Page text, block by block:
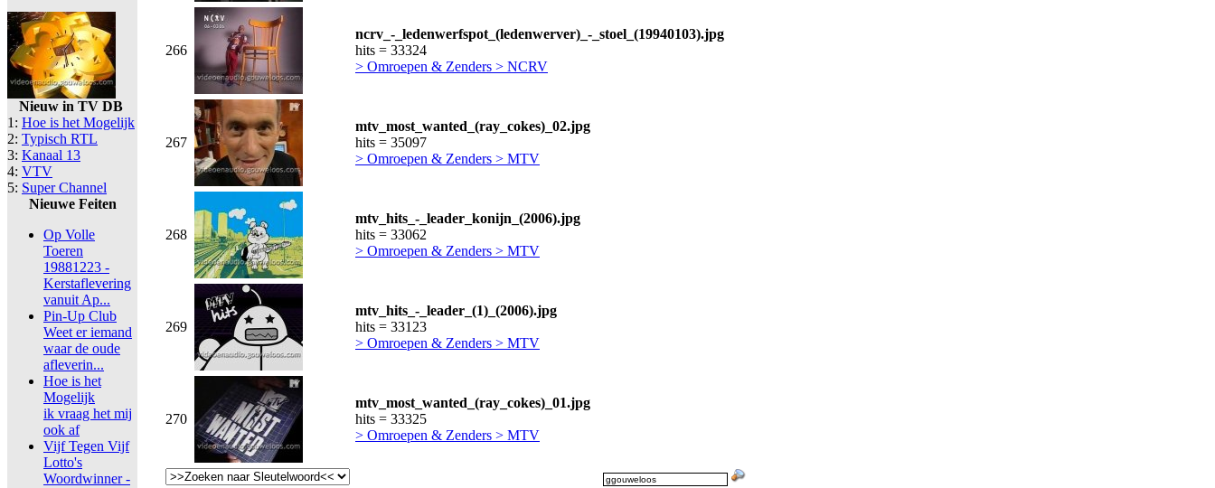
Nieuw in TV DB
1: Hoe is het Mogelijk
2: Typisch RTL
3: Kanaal 13
4: VTV
5: Super Channel
Nieuwe Feiten
Op Volle
Toeren
19881223 -
Kerstaflevering
vanuit Ap...
Pin-Up Club
Weet er iemand
waar de oude
afleverin...
Hoe is het
Mogelijk
ik vraag het mij
ook af
Vijf Tegen Vijf
Lotto's
Woordwinner -
266
ncrv_-_ledenwerfspot_(ledenwerver)_-_stoel_(19940103).jpg
hits = 33324
> Omroepen & Zenders > NCRV
267
mtv_most_wanted_(ray_cokes)_02.jpg
hits = 35097
> Omroepen & Zenders > MTV
268
mtv_hits_-_leader_konijn_(2006).jpg
hits = 33062
> Omroepen & Zenders > MTV
269
mtv_hits_-_leader_(1)_(2006).jpg
hits = 33123
> Omroepen & Zenders > MTV
270
mtv_most_wanted_(ray_cokes)_01.jpg
hits = 33325
> Omroepen & Zenders > MTV